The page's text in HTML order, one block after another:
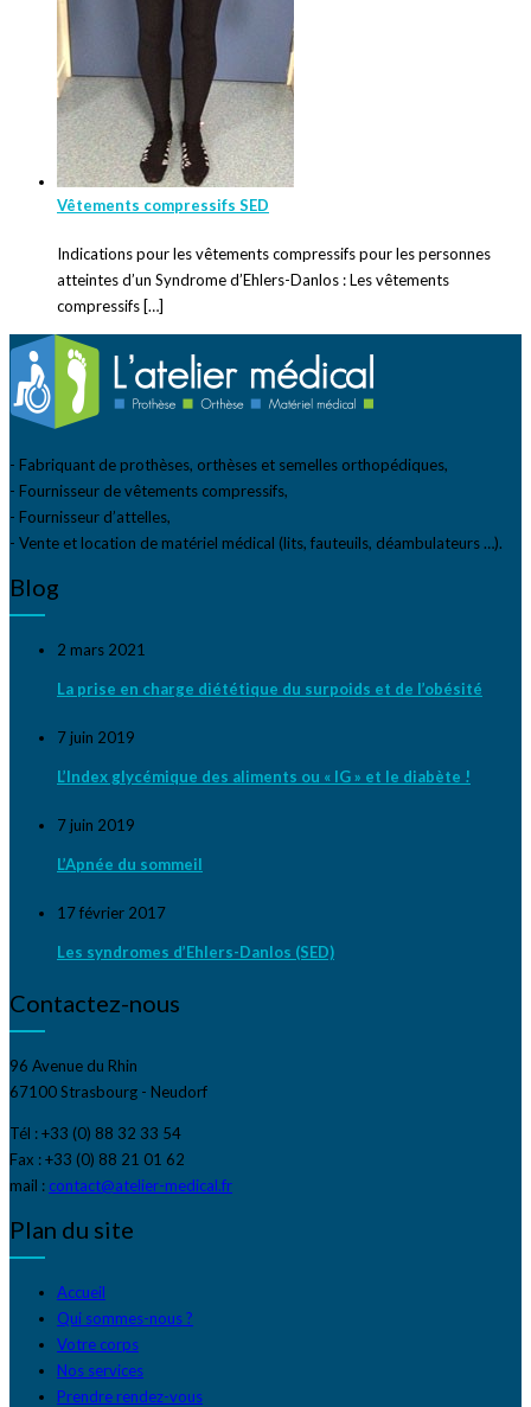
Vêtements compressifs SED
Indications pour les vêtements compressifs pour les personnes
atteintes d’un Syndrome d’Ehlers-Danlos : Les vêtements
compressifs […]
- Fabriquant de prothèses, orthèses et semelles orthopédiques,
- Fournisseur de vêtements compressifs,
- Fournisseur d’attelles,
- Vente et location de matériel médical (lits, fauteuils, déambulateurs …).
Blog
2 mars 2021
La prise en charge diététique du surpoids et de l’obésité
7 juin 2019
L’Index glycémique des aliments ou « IG » et le diabète !
7 juin 2019
L’Apnée du sommeil
17 février 2017
Les syndromes d’Ehlers-Danlos (SED)
Contactez-nous
96 Avenue du Rhin
67100 Strasbourg - Neudorf
Tél : +33 (0) 88 32 33 54
Fax : +33 (0) 88 21 01 62
mail : contact@atelier-medical.fr
Plan du site
Accueil
Qui sommes-nous ?
Votre corps
Nos services
Prendre rendez-vous